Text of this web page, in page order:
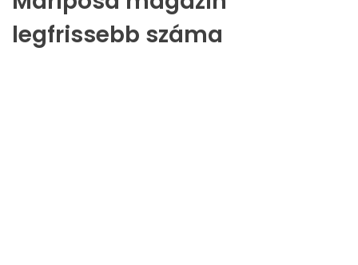
legfrissebb száma